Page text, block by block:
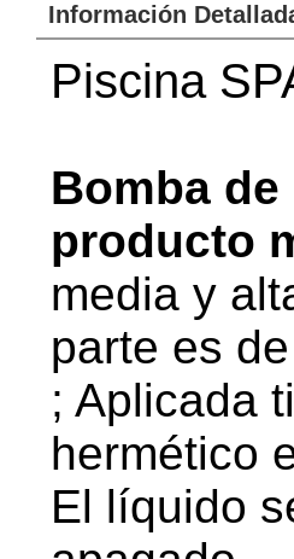
Información
Piscina
Bomba de
producto
media y
parte es de
; Aplicada
hermético
El líquido